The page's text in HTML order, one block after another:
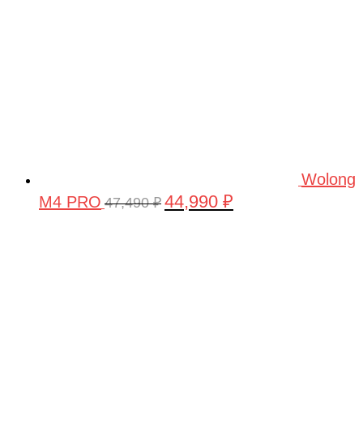
Wolong
M4 PRO 47,490₽ Первоначальная
44,990 ₽